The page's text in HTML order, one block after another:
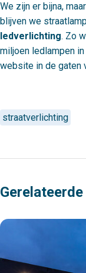
We zijn er bijna,
blijven we
ledverlichting. Zo
miljoen ledlampen
website in de gaten
straatverlichting